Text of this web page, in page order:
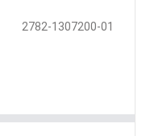
2782-1307200-01